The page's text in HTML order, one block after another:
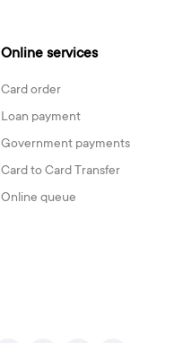
Online services
Card order
Loan payment
Government payments
Card to Card Transfer
Online queue